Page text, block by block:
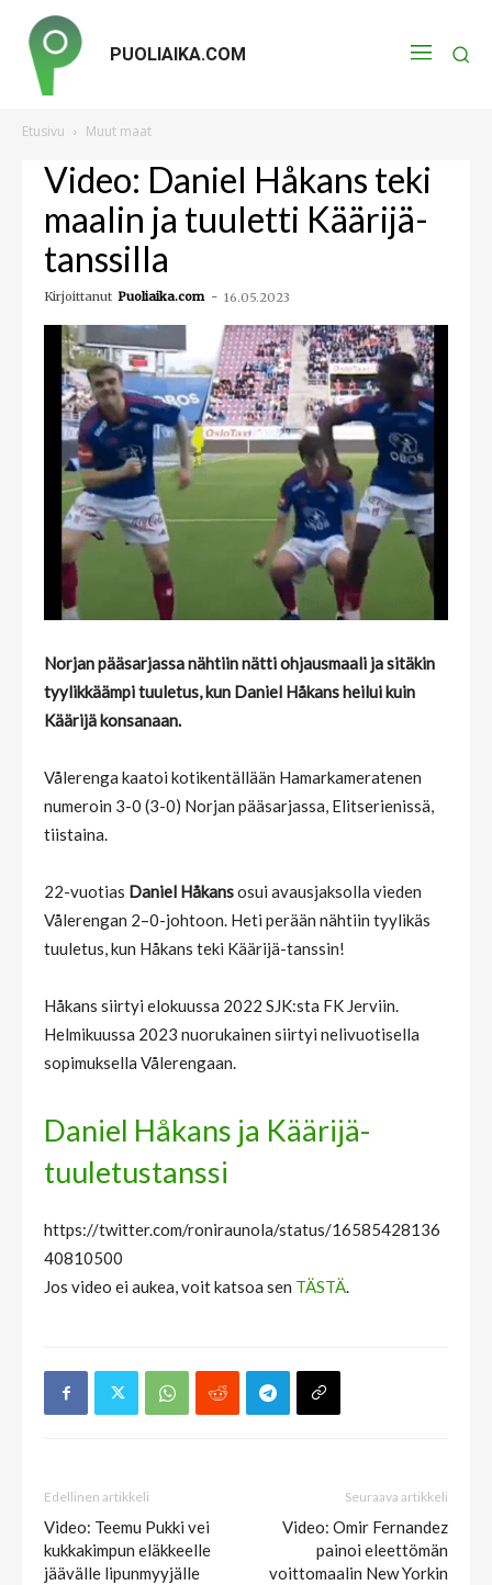
PUOLIAIKA.COM
Etusivu Muut maat
Video: Daniel Håkans teki
maalin ja tuuletti Käärijä-
tanssilla
Kirjoittanut Puoliaika.com - 16.05.2023
Norjan pääsarjassa nähtiin nätti ohjausmaali ja sitäkin
tyylikkäämpi tuuletus, kun Daniel Håkans heilui kuin
Käärijä konsanaan.
Vålerenga kaatoi kotikentällään Hamarkameratenen
numeroin 3-0 (3-0) Norjan pääsarjassa, Elitserienissä,
tiistaina.
22-vuotias Daniel Håkansosui avausjaksolla vieden
Vålerengan 2–0-johtoon. Heti perään nähtiin tyylikäs
tuuletus, kun Håkans teki Käärijä-tanssin!
Håkans siirtyi elokuussa 2022 SJK:sta FK Jerviin.
Helmikuussa 2023 nuorukainen siirtyi nelivuotisella
sopimuksella Vålerengaan.
Daniel Håkans ja Käärijä-
tuuletustanssi
https://twitter.com/roniraunola/status/16585428136
40810500
Jos video ei aukea, voit katsoa sen TÄSTÄ.
Edellinen artikkeli
Video: Teemu Pukki vei
kukkakimpun eläkkeelle
jäävälle lipunmyyjälle
Seuraava artikkeli
Video: Omir Fernandez
painoi eleettömän
voittomaalin New Yorkin